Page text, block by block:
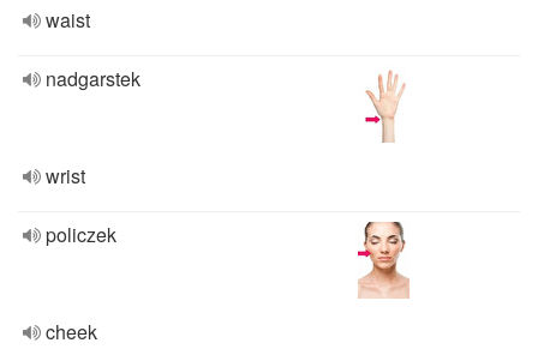
waist
nadgarstek
wrist
policzek
cheek